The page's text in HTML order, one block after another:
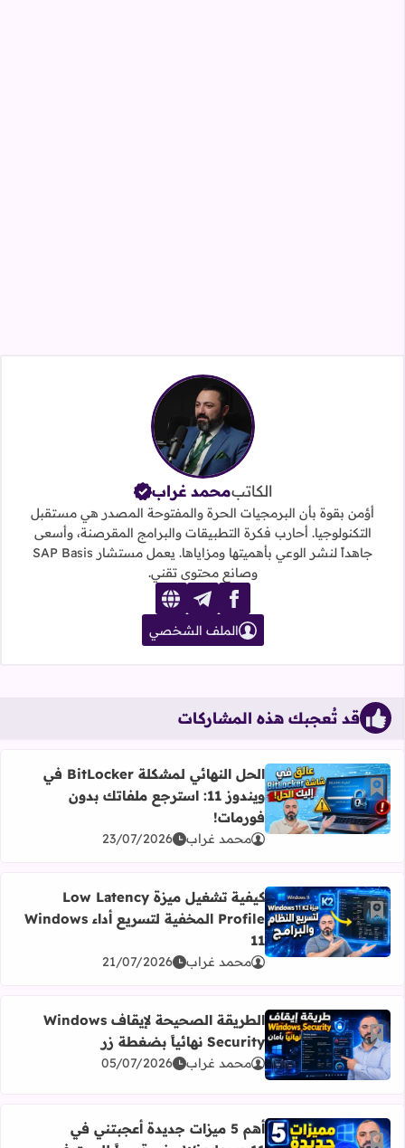
الكاتبمحمد غراب
أؤمن بقوة بأن البرمجيات الحرة والمفتوحة المصدر هي مستقبل
التكنولوجيا. أحارب فكرة التطبيقات والبرامج المقرصنة، وأسعى
جاهداً لنشر الوعي بأهميتها ومزاياها. يعمل مستشار SAP Basis
وصانع محتوى تقني.
facebook
telegram
website
الملف الشخصي
قد تُعجبك هذه المشاركات
أضف إلى العلامات المرجعية
اقرأ المزيد عن الحل النهائي لمشكلة BitLocker في ويندوز 11: استرجع ملفاتك بدون فورمات!
الحل النهائي لمشكلة BitLocker في
ويندوز 11: استرجع ملفاتك بدون
فورمات!
محمد غراب 23/07/2026
أضف إلى العلامات المرجعية
اقرأ المزيد عن كيفية تشغيل ميزة Low Latency Profile المخفية لتسريع أداء Windows 11
كيفية تشغيل ميزة Low Latency
Profile المخفية لتسريع أداء Windows
11
محمد غراب 21/07/2026
أضف إلى العلامات المرجعية
اقرأ المزيد عن الطريقة الصحيحة لإيقاف Windows Security نهائياً بضغطة زر
الطريقة الصحيحة لإيقاف Windows
Security نهائياً بضغطة زر
محمد غراب 05/07/2026
أهم 5 ميزات جديدة أعجبتني في